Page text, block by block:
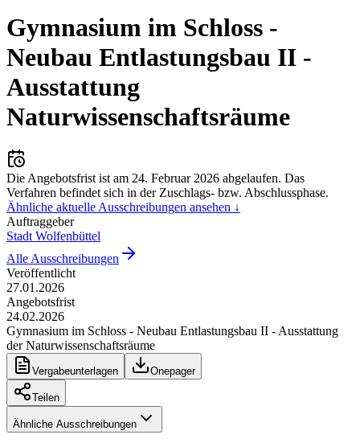
Gymnasium im Schloss -
Neubau Entlastungsbau II -
Ausstattung
Naturwissenschaftsräume
Die Angebotsfrist ist am 24. Februar 2026 abgelaufen. Das
Verfahren befindet sich in der Zuschlags- bzw. Abschlussphase.
Ähnliche aktuelle Ausschreibungen ansehen ↓
Auftraggeber
Stadt Wolfenbüttel
Alle Ausschreibungen
Veröffentlicht
27.01.2026
Angebotsfrist
24.02.2026
Gymnasium im Schloss - Neubau Entlastungsbau II - Ausstattung
der Naturwissenschaftsräume
Vergabeunterlagen Onepager
Teilen
Ähnliche Ausschreibungen